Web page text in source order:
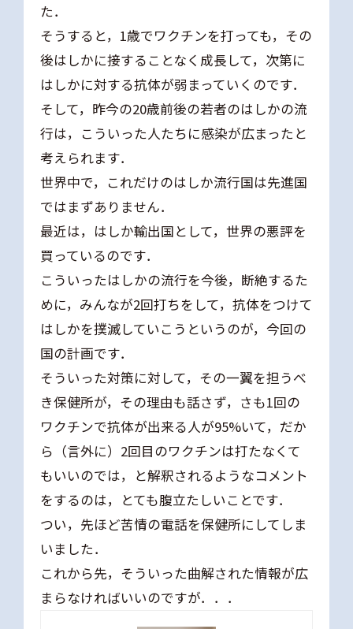
た．
そうすると，1歳でワクチンを打っても，その
後はしかに接することなく成長して，次第に
はしかに対する抗体が弱まっていくのです．
そして，昨今の20歳前後の若者のはしかの流
行は，こういった人たちに感染が広まったと
考えられます．
世界中で，これだけのはしか流行国は先進国
ではまずありません．
最近は，はしか輸出国として，世界の悪評を
買っているのです．
こういったはしかの流行を今後，断絶するた
めに，みんなが2回打ちをして，抗体をつけて
はしかを撲滅していこうというのが，今回の
国の計画です．
そういった対策に対して，その一翼を担うべ
き保健所が，その理由も話さず，さも1回の
ワクチンで抗体が出来る人が95%いて，だか
ら（言外に）2回目のワクチンは打たなくて
もいいのでは，と解釈されるようなコメント
をするのは，とても腹立たしいことです．
つい，先ほど苦情の電話を保健所にしてしま
いました．
これから先，そういった曲解された情報が広
まらなければいいのですが．．．